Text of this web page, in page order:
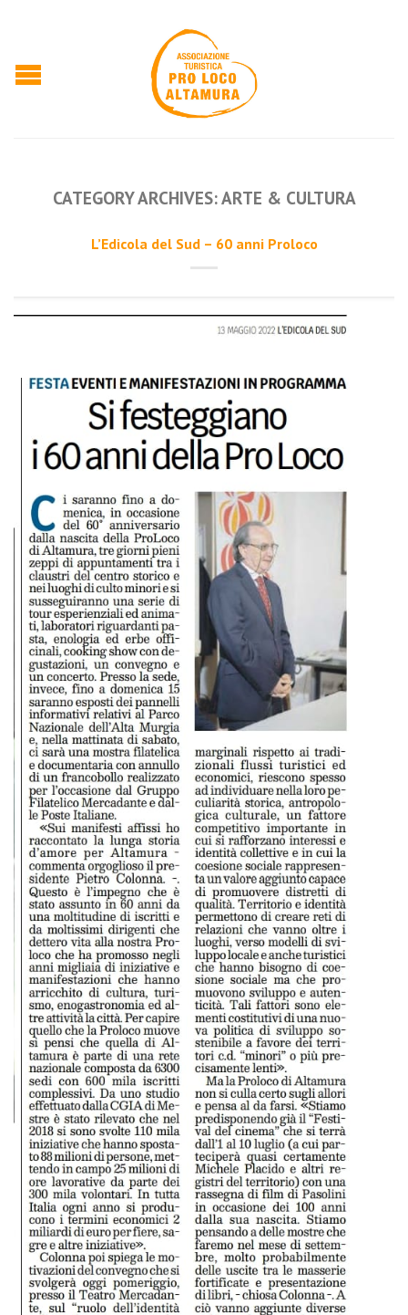
CATEGORY ARCHIVES:ARTE & CULTURA
L’Edicola del Sud – 60 anni Proloco